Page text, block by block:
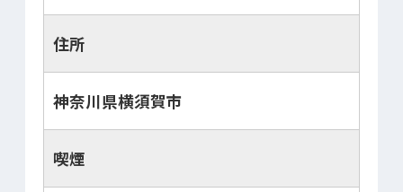
住所
神奈川県横須賀市
喫煙